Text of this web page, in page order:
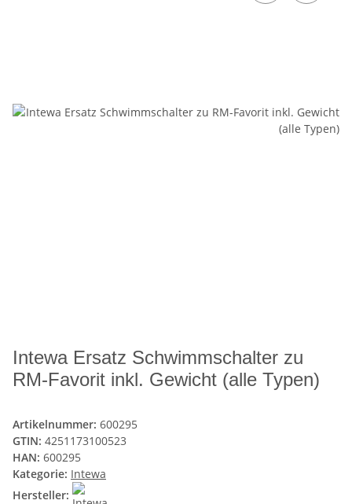
Intewa Ersatz Schwimmschalter zu
RM-Favorit inkl. Gewicht (alle Typen)
Artikelnummer: 600295
GTIN: 4251173100523
HAN: 600295
Kategorie: Intewa
Hersteller: